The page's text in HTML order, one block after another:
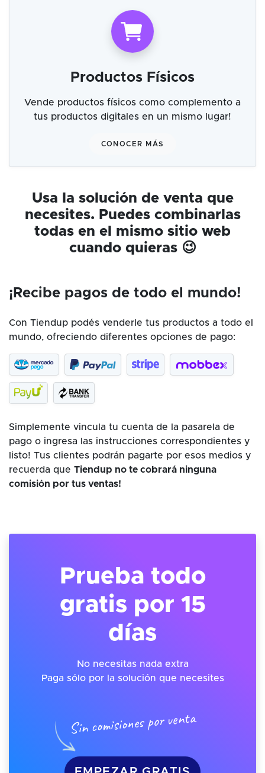
Productos Físicos
Vende productos físicos como complemento a
tus productos digitales en un mismo lugar!
CONOCER MÁS
Usa la solución de venta que
necesites. Puedes combinarlas
todas en el mismo sitio web
cuando quieras 😉
¡Recibe pagos de todo el mundo!
Con Tiendup podés venderle tus productos a todo el
mundo, ofreciendo diferentes opciones de pago:
Simplemente vincula tu cuenta de la pasarela de
pago o ingresa las instrucciones correspondientes y
listo! Tus clientes podrán pagarte por esos medios y
recuerda que Tiendup no te cobrará ninguna
comisión por tus ventas!
Prueba todo
gratis por 15
días
No necesitas nada extra
Paga sólo por la solución que necesites
Sin comisiones por venta